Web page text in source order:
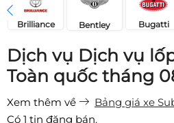
Brilliance Bentley Bugatti
Dịch vụ Dịch vụ
Toàn quốc tháng
Xem thêm về
Bảng giá xe
Có 1 tin đăng bán.